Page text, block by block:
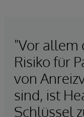
"Vor allem
Risiko für
von
sind, ist
Schlüssel